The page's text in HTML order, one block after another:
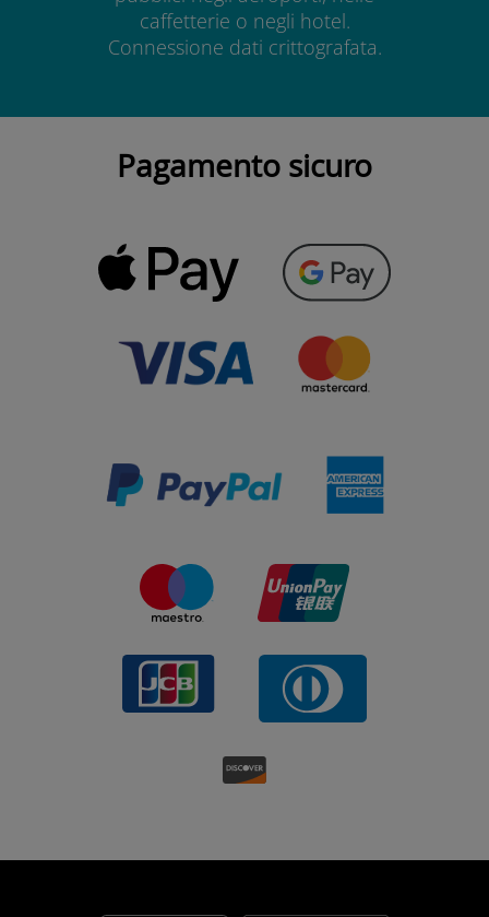
caffetterie o negli hotel.
Connessione dati crittografata.
Pagamento sicuro